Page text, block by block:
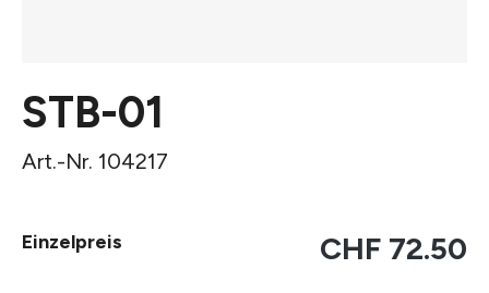
STB-01
Art.-Nr. 104217
Einzelpreis CHF 72.50